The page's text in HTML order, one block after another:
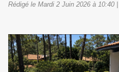
Rédigé le Mardi 2 Juin 2026 à 10:40